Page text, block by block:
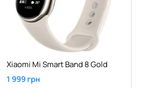
Xiaomi Mi Smart Band 8 Gold
1 999 грн